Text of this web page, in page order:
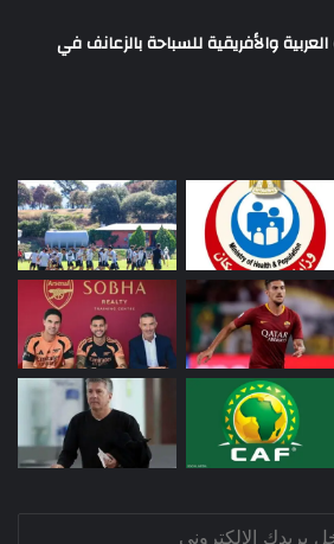
والأفريقية للسباحة بالزعانف في